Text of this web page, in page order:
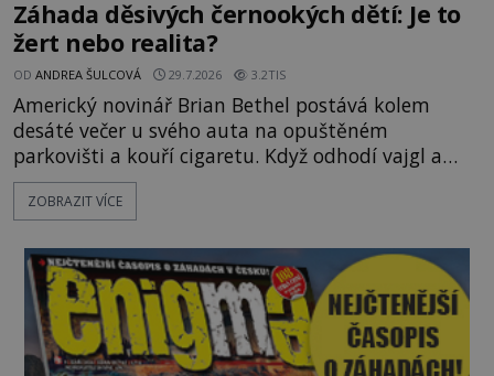
Záhada děsivých černookých dětí: Je to
žert nebo realita?
OD ANDREA ŠULCOVÁ 29.7.2026 3.2TIS
Americký novinář Brian Bethel postává kolem
desáté večer u svého auta na opuštěném
parkovišti a kouří cigaretu. Když odhodí vajgl a
chystá se nastoupit do auta, přijdou k němu dva
mladí chlapci, kterým může být okolo 14 let.
pouhých několik minut od tohoto parkoviště,“
zeptá se suverénně jeden z nich. P
ZOBRAZIT VÍCE